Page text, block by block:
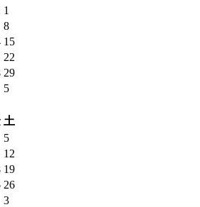
1
8
15
22
29
5
土
5
12
19
26
3